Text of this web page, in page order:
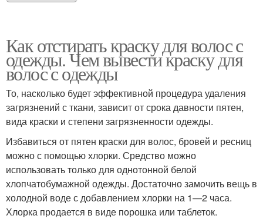
Как отстирать краску для волос с
одежды. Чем вывести краску для
волос с одежды
То, насколько будет эффективной процедура удаления
загрязнений с ткани, зависит от срока давности пятен,
вида краски и степени загрязненности одежды.
Избавиться от пятен краски для волос, бровей и ресниц
можно с помощью хлорки. Средство можно
использовать только для однотонной белой
хлопчатобумажной одежды. Достаточно замочить вещь в
холодной воде с добавлением хлорки на 1—2 часа.
Хлорка продается в виде порошка или таблеток.